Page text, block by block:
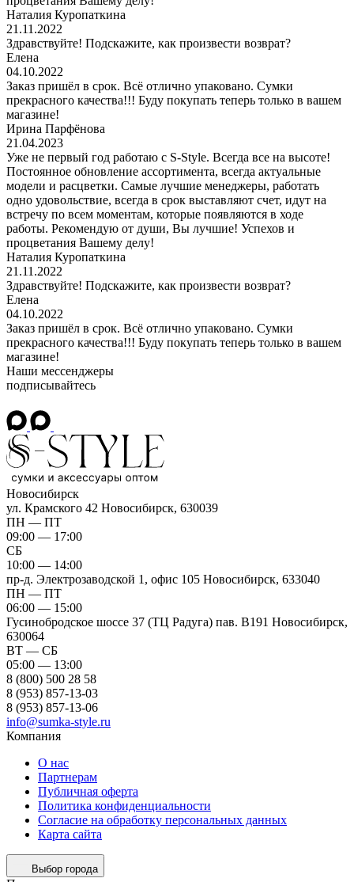
Наталия Куропаткина
21.11.2022
Здравствуйте! Подскажите, как произвести возврат?
Елена
04.10.2022
Заказ пришёл в срок. Всё отлично упаковано. Сумки
прекрасного качества!!! Буду покупать теперь только в вашем
магазине!
Ирина Парфёнова
21.04.2023
Уже не первый год работаю с S-Style. Всегда все на высоте!
Постоянное обновление ассортимента, всегда актуальные
модели и расцветки. Самые лучшие менеджеры, работать
одно удовольствие, всегда в срок выставляют счет, идут на
встречу по всем моментам, которые появляются в ходе
работы. Рекомендую от души, Вы лучшие! Успехов и
процветания Вашему делу!
Наталия Куропаткина
21.11.2022
Здравствуйте! Подскажите, как произвести возврат?
Елена
04.10.2022
Заказ пришёл в срок. Всё отлично упаковано. Сумки
прекрасного качества!!! Буду покупать теперь только в вашем
магазине!
Наши мессенджеры
подписывайтесь
Новосибирск
ул. Крамского 42 Новосибирск, 630039
ПН — ПТ
09:00 — 17:00
СБ
10:00 — 14:00
пр-д. Электрозаводской 1, офис 105 Новосибирск, 633040
ПН — ПТ
06:00 — 15:00
Гусинобродское шоссе 37 (ТЦ Радуга) пав. B191 Новосибирск,
630064
ВТ — СБ
05:00 — 13:00
8 (800) 500 28 58
8 (953) 857-13-03
8 (953) 857-13-06
info@sumka-style.ru
Компания
О нас
Партнерам
Публичная оферта
Политика конфиденциальности
Согласие на обработку персональных данных
Карта сайта
Выбор города